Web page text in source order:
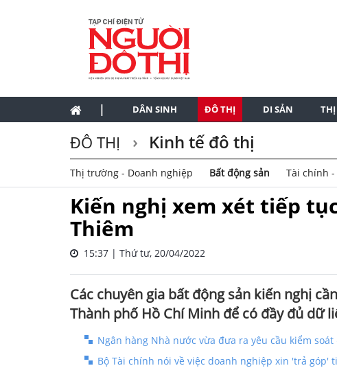
| DÂN SINH ĐÔ THỊ DI SẢN
ĐÔ THỊ Kinh tế đô thị
Thị trường - Doanh nghiệp Bất động sản Tài chính
Kiến nghị xem xét tiếp
Thiêm
15:37 | Thứ tư, 20/04/2022
Các chuyên gia bất động sản kiến nghị
Thành phố Hồ Chí Minh để có đầy đủ dữ
Ngân hàng Nhà nước vừa đưa ra yêu cầu kiểm
Bộ Tài chính nói về việc doanh nghiệp xin 'trả góp'